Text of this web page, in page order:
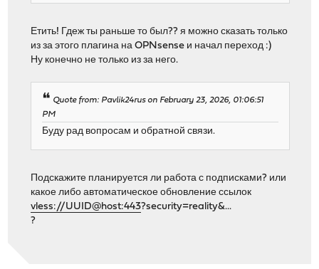
Етить! Гдеж ты раньше то был?? я можно сказать только
из за этого плагина на OPNsense и начал переход :)
Ну конечно не только из за него.
Quote from: Pavlik24rus on February 23, 2026, 01:06:51
PM
Буду рад вопросам и обратной связи.
Подскажите планируется ли работа с подписками? или
какое либо автоматическое обновление ссылок
vless://UUID@host:443?security=reality&...
?